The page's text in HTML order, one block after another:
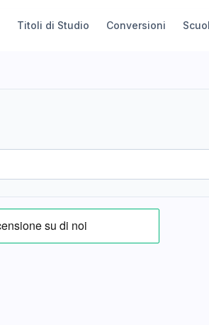
Titoli di Studio Conversioni